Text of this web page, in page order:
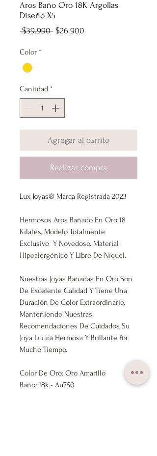
Aros Baño Oro 18K Argollas
Diseño X5
$39.990 Precio
$26.900
Color *
Cantidad *
Agregar al carrito
Realizar compra
Lux Joyas® Marca Registrada 2023
Hermosos Aros Bañado En Oro 18
Kilates, Modelo Totalmente
Exclusivo Y Novedoso. Material
Hipoalergénico Y Libre De Níquel.
Nuestras Joyas Bañadas En Oro Son
De Excelente Calidad Y Tiene Una
Duración De Color Extraordinario.
Manteniendo Nuestras
Recomendaciones De Cuidados Su
Joya Lucirá Hermosa Y Brillante Por
Mucho Tiempo.
Color De Oro: Oro Amarillo
Baño: 18k - Au750